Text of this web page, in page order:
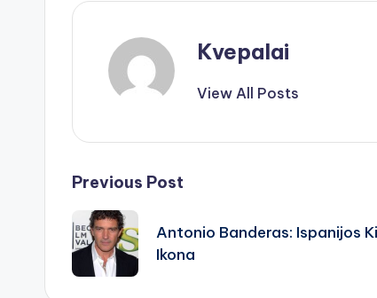
Kvepalai
View All Posts
Post
navigation
Previous Post
Antonio Banderas: Ispanijos
Ikona